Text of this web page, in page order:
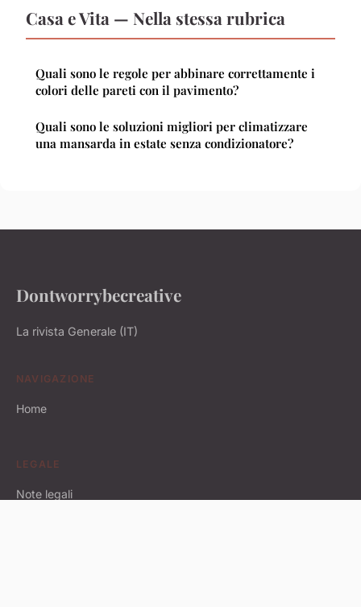
Casa e Vita — Nella stessa rubrica
Quali sono le regole per abbinare correttamente i
colori delle pareti con il pavimento?
Quali sono le soluzioni migliori per climatizzare
una mansarda in estate senza condizionatore?
Dontworrybecreative
La rivista Generale (IT)
NAVIGAZIONE
Home
LEGALE
Note legali